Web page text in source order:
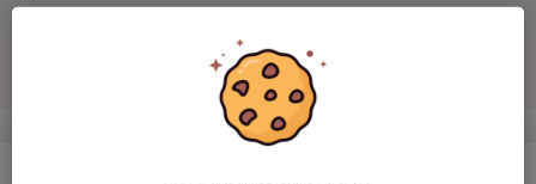
v.12